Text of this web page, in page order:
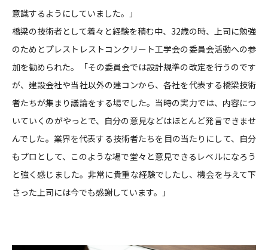
意識するようにしていました。」
橋梁の技術者として着々と経験を積む中、32歳の時、上司に勉強
のためとプレストレストコンクリート工学会の委員会活動への参
加を勧められた。「その委員会では設計規準の改定を行うのです
が、建設会社や当社以外の建コンから、各社を代表する橋梁技術
者たちが集まり議論をする場でした。当時の実力では、内容につ
いていくのがやっとで、自分の意見などはほとんど発言できませ
んでした。業界を代表する技術者たちを目の当たりにして、自分
もプロとして、このような場で堂々と意見できるレベルになろう
と強く感じました。非常に貴重な経験でしたし、機会を与えて下
さった上司には今でも感謝しています。」